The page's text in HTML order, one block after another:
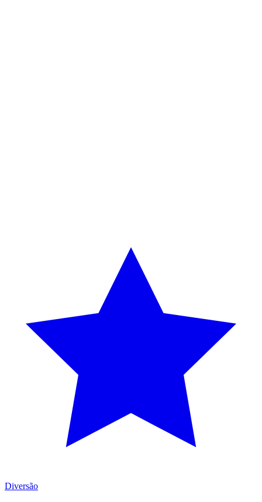
Diversão